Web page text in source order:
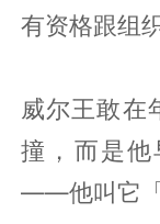
有资格跟组
威尔王敢在
撞，而是
——他叫它「